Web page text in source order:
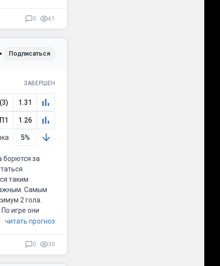
0 61
Подписаться
ЗАВЕРШЕН
1.31
П1 1.26
5%
борются за
таким
Самым
2 гола.
игре они
ждать.
читать прогноз
0 30